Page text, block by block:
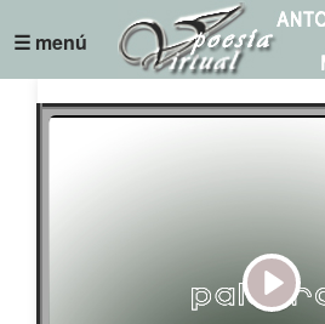
☰ menú
Play